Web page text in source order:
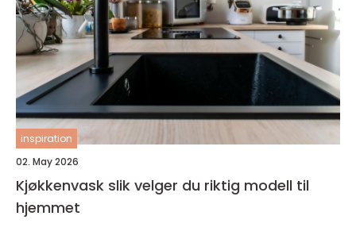
inspiration
02. May 2026
Kjøkkenvask slik velger du riktig modell til
hjemmet